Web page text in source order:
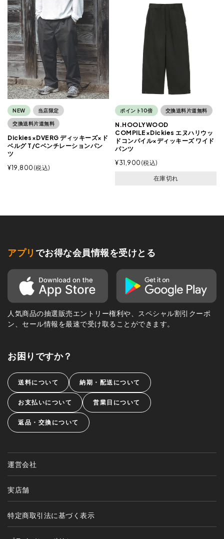
NEW 当店限定
交換送料片道無料
Dickies×DVERG ディッキーズ×ド
ベルグ T/Cベンチレーションパン
ツ
¥19,800 税込
ポイント10倍 交換送料片道無料
N.HOOLYWOOD
COMPILE×Dickies エヌハリウッ
ドコンパイル×ディッキーズ ワイド
パンツ
¥31,900 税込
在庫切れ
アプリ でお得な会員情報を受けとる
人気商品の抽選販売エントリー権利や、スペシャル割引クーポ
ン、セール情報を最速で受け取ることができます。
お困りですか？
送料について 納期・配送について
お支払いについて 営業日について
返品・交換について
運営会社
実店舗
特定商取引法に基づく表示